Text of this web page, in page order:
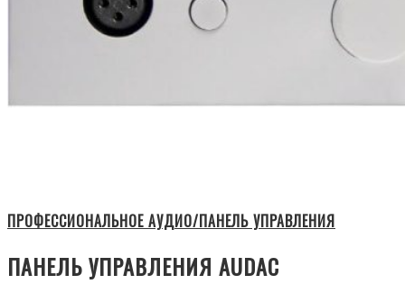
ПРОФЕССИОНАЛЬНОЕ АУДИО/ПАНЕЛЬ УПРАВЛЕНИЯ
ПАНЕЛЬ УПРАВЛЕНИЯ AUDAC